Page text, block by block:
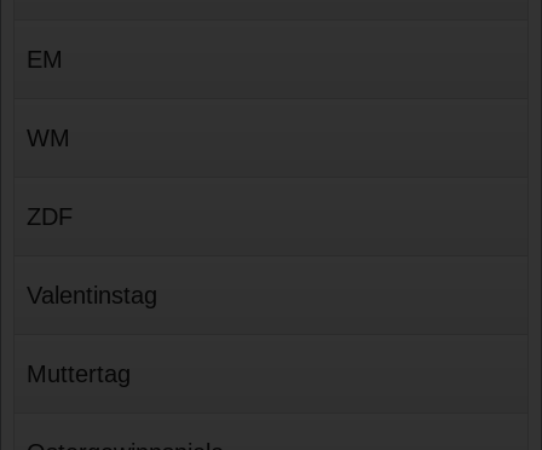
EM
WM
ZDF
Valentinstag
Muttertag